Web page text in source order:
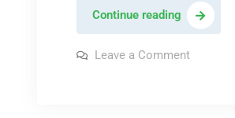
Continue readingAldo
Leopold:
« un
Leave a Commenton